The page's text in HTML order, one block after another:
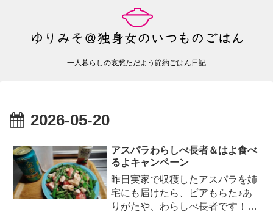
一人暮らしの哀愁ただよう節約ごはん日記
2026-05-20
アスパラわらしべ長者＆はよ食べ
るよキャンペーン
昨日実家で収穫したアスパラを姉
宅にも届けたら、ビアもらた♪あ
りがたや、わらしべ長者です！今